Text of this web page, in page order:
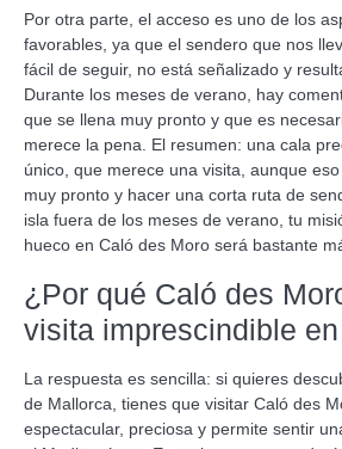
Por otra parte, el acceso es uno de los
favorables, ya que el sendero que nos
fácil de seguir, no está señalizado y
Durante los meses de verano, hay
que se llena muy pronto y que es
merece la pena. El resumen: una cala
único, que merece una visita, aunque
muy pronto y hacer una corta ruta de
isla fuera de los meses de verano, tu
hueco en Caló des Moro será bastante
¿Por qué Caló des
visita imprescindible
La respuesta es sencilla: si quieres
de Mallorca, tienes que visitar Caló des
espectacular, preciosa y permite sentir